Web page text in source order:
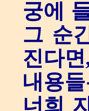
궁에
그 순
진다
내용
너희